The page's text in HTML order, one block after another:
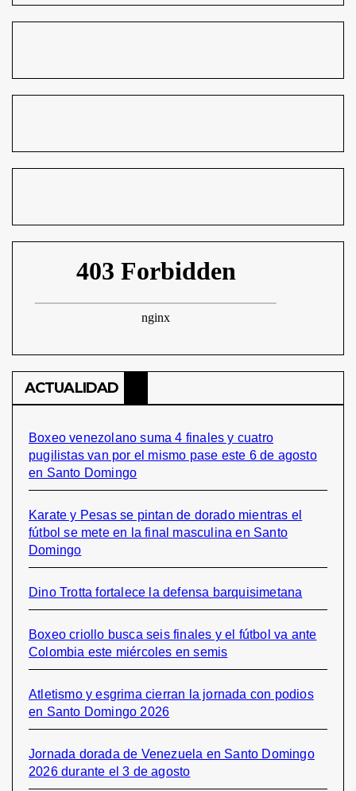
ACTUALIDAD
Boxeo venezolano suma 4 finales y cuatro
pugilistas van por el mismo pase este 6 de agosto
en Santo Domingo
Karate y Pesas se pintan de dorado mientras el
fútbol se mete en la final masculina en Santo
Domingo
Dino Trotta fortalece la defensa barquisimetana
Boxeo criollo busca seis finales y el fútbol va ante
Colombia este miércoles en semis
Atletismo y esgrima cierran la jornada con podios
en Santo Domingo 2026
Jornada dorada de Venezuela en Santo Domingo
2026 durante el 3 de agosto